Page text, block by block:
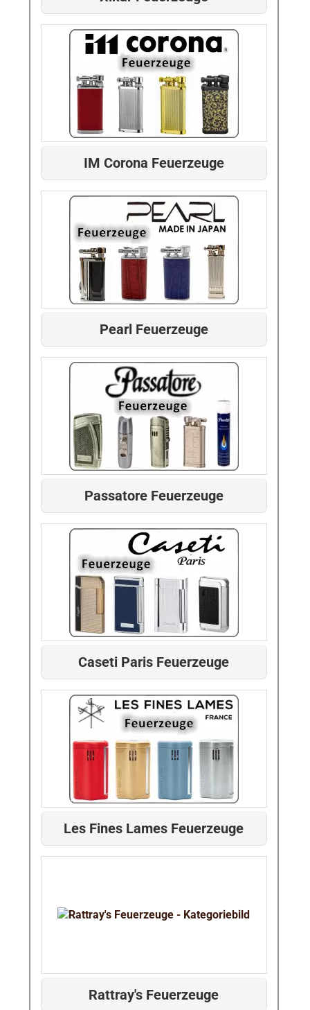
IM Corona Feuerzeuge
Pearl Feuerzeuge
Passatore Feuerzeuge
Caseti Paris Feuerzeuge
Les Fines Lames Feuerzeuge
Rattray's Feuerzeuge